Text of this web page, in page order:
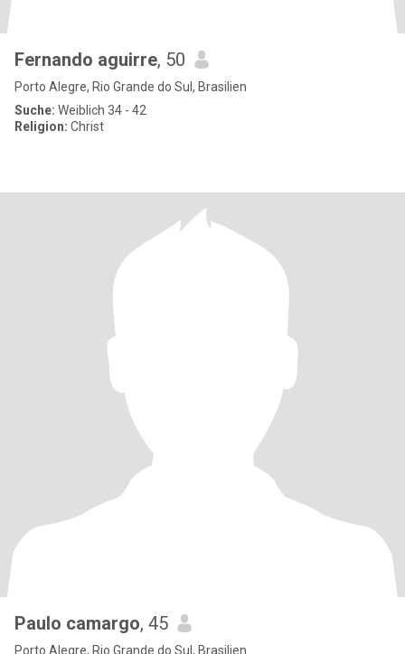
Fernando aguirre, 50
Porto Alegre, Rio Grande do Sul, Brasilien
Suche: Weiblich 34 - 42
Religion: Christ
Paulo camargo, 45
Porto Alegre, Rio Grande do Sul, Brasilien